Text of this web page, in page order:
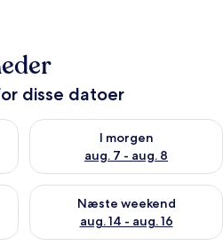
disse datoer
aug. 6 - aug. 7
I morgen
aug. 7 - aug. 8
Tjek tilgængelighed for i
weekend aug. 7 - aug. 9
Næste weekend
aug. 14 - aug. 16
Tjek tilgængelighed for næste